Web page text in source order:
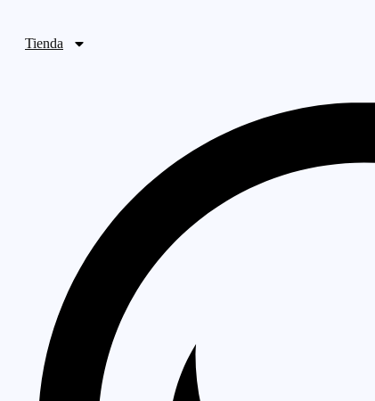
contenido
Tienda